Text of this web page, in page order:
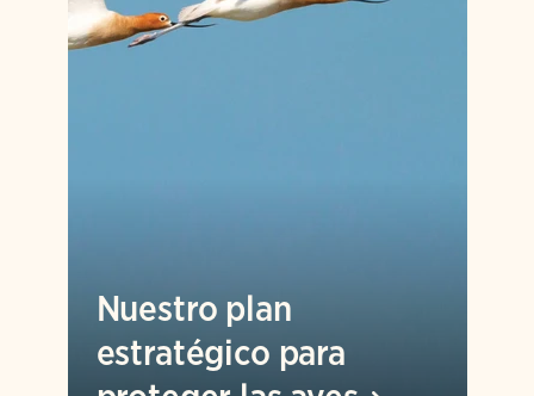
Nuestro plan
estratégico para